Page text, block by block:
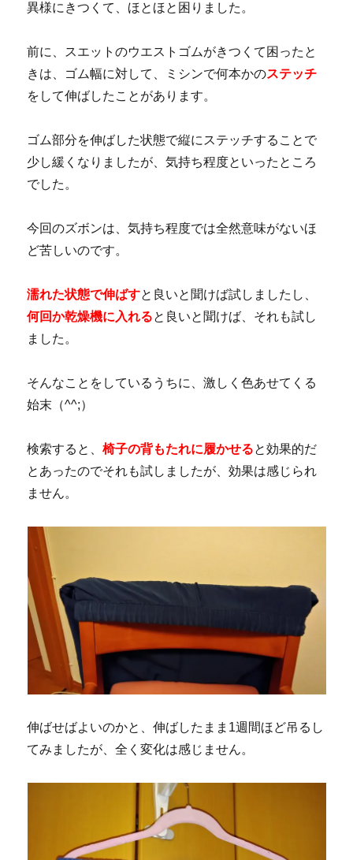
異様にきつくて、ほとほと困りました。
前に、スエットのウエストゴムがきつくて困ったと
きは、ゴム幅に対して、ミシンで何本かのステッチ
をして伸ばしたことがあります。
ゴム部分を伸ばした状態で縦にステッチすることで
少し緩くなりましたが、気持ち程度といったところ
でした。
今回のズボンは、気持ち程度では全然意味がないほ
ど苦しいのです。
濡れた状態で伸ばすと良いと聞けば試しましたし、
何回か乾燥機に入れると良いと聞けば、それも試し
ました。
そんなことをしているうちに、激しく色あせてくる
始末（^^;）
検索すると、椅子の背もたれに履かせると効果的だ
とあったのでそれも試しましたが、効果は感じられ
ません。
伸ばせばよいのかと、伸ばしたまま1週間ほど吊るし
てみましたが、全く変化は感じません。